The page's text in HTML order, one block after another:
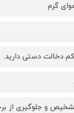
گرم
دخالت دستی دارید.